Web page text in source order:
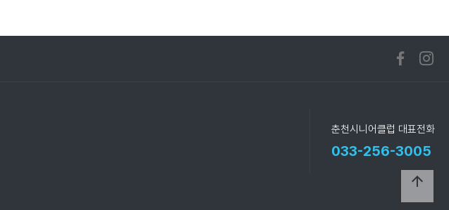
춘천시니어클럽 대표전화
033-256-3005
arrow_upward